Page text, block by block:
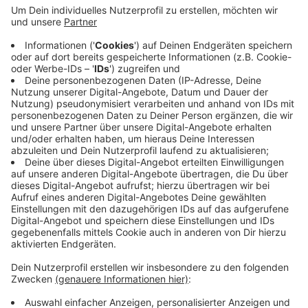
Anzeige
Es ist auch für den Rhein-Kreis Neuss zuständig. Laut
dem Bericht wurden im letzten Jahr über 1300
Prüfungen etwa zur Schwarzarbeit durchgeführt - bei
3.500 wurde ein Ermittlungsverfahren eingeleitet.
Insgesamt zeigt sich das Hauptzollamt mit dieser
Bilanz zufrieden. In Neuss hat das Haupzollamt eine
Niederlassung im Hafengebiet.
Anzeige
Anzeige